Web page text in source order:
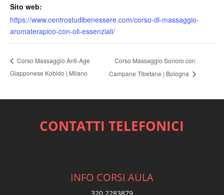
Sito web:
https://www.centrostudibenessere.com/corso-di-massaggio-
aromaterapico-con-oli-essenziali/
Corso Massaggio Anti-Age
Giapponese Kobido | Milano
Corso Massaggio Sonoro con
Campane Tibetane | Bologna
CONTATTI TELEFONICI
INFO CORSI AULA